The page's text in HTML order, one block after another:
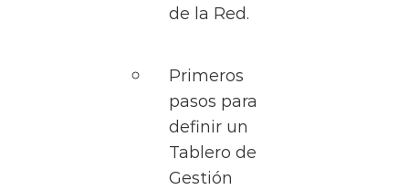
de la Red.
Primeros
pasos para
definir un
Tablero de
Gestión